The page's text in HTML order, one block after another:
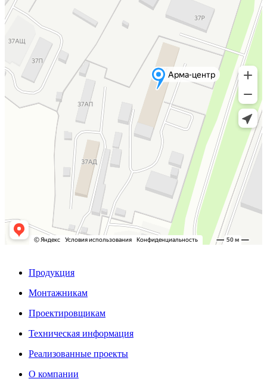
Продукция
Монтажникам
Проектировщикам
Техническая информация
Реализованные проекты
О компании